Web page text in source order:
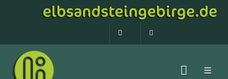
0160 99873408